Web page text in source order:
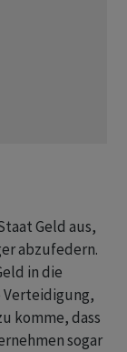
Geld aus,
‌abzufedern.
in die
komme, dass
sogar